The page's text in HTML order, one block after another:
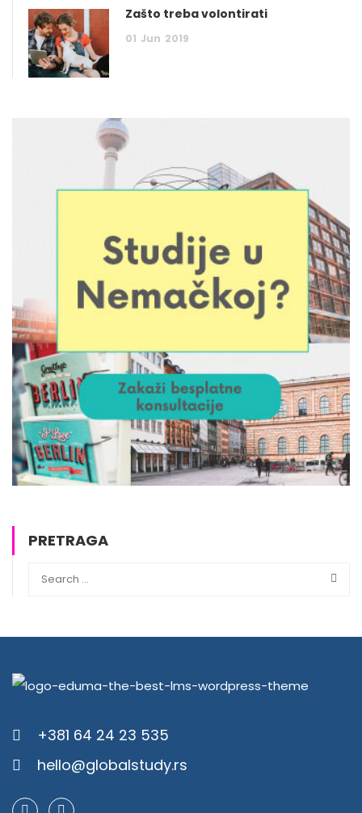
Zašto treba volontirati
01 Jun 2019
PRETRAGA
+381 64 24 23 535
hello@globalstudy.rs